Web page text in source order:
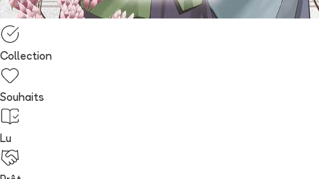
Collection
Souhaits
Lu